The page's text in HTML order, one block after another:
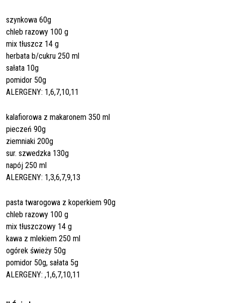
szynkowa 60g
chleb razowy 100 g
mix tłuszcz 14 g
herbata b/cukru 250 ml
sałata 10g
pomidor 50g
ALERGENY: 1,6,7,10,11
kalafiorowa z makaronem 350 ml
pieczeń 90g
ziemniaki 200g
sur. szwedzka 130g
napój 250 ml
ALERGENY: 1,3,6,7,9,13
pasta twarogowa z koperkiem 90g
chleb razowy 100 g
mix tłuszczowy 14 g
kawa z mlekiem 250 ml
ogórek świeży 50g
pomidor 50g, sałata 5g
ALERGENY: ,1,6,7,10,11